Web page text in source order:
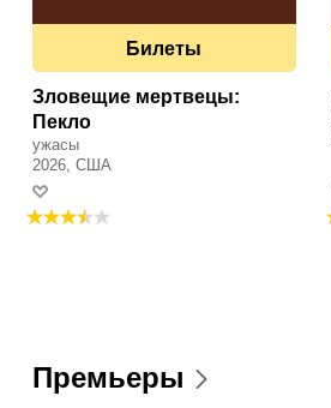
Зловещие мертвецы:
Пекло
ужасы
2026, США
Билеты
Премьеры